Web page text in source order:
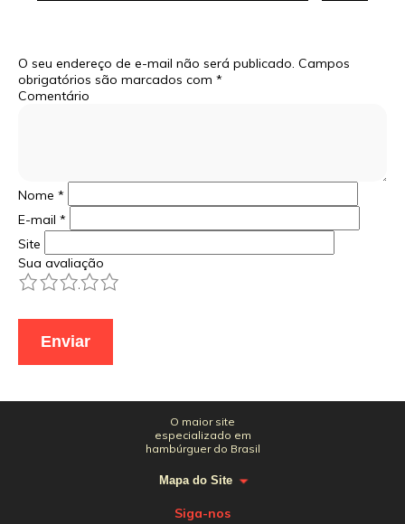
O seu endereço de e-mail não será publicado. Campos
obrigatórios são marcados com *
Comentário
Nome *
E-mail *
Site
Sua avaliação
5
4
3
2
O maior site
especializado em
hambúrguer do Brasil
Mapa do Site
Siga-nos